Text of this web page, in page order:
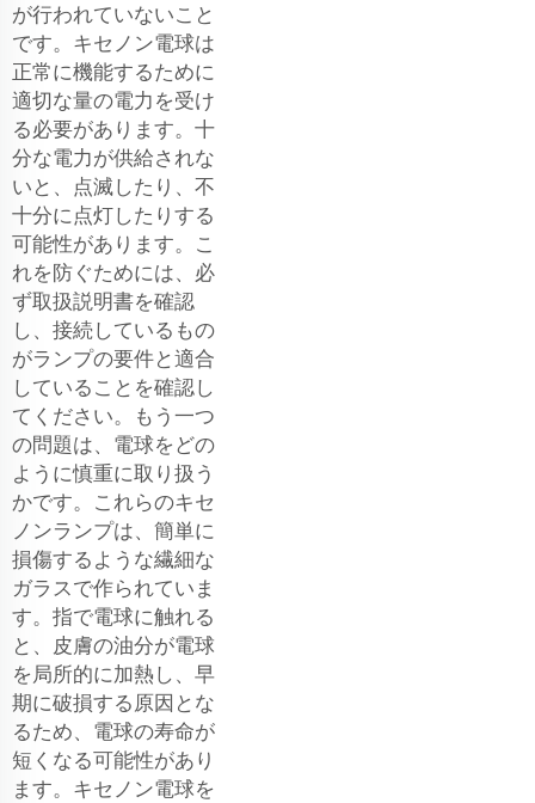
が行われていないこと
です。キセノン電球は
正常に機能するために
適切な量の電力を受け
る必要があります。十
分な電力が供給されな
いと、点滅したり、不
十分に点灯したりする
可能性があります。こ
れを防ぐためには、必
ず取扱説明書を確認
し、接続しているもの
がランプの要件と適合
していることを確認し
てください。もう一つ
の問題は、電球をどの
ように慎重に取り扱う
かです。これらのキセ
ノンランプは、簡単に
損傷するような繊細な
ガラスで作られていま
す。指で電球に触れる
と、皮膚の油分が電球
を局所的に加熱し、早
期に破損する原因とな
るため、電球の寿命が
短くなる可能性があり
ます。キセノン電球を